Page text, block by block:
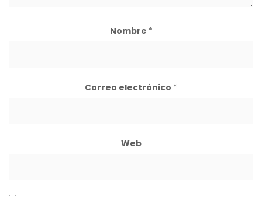
Nombre *
Correo electrónico *
Web